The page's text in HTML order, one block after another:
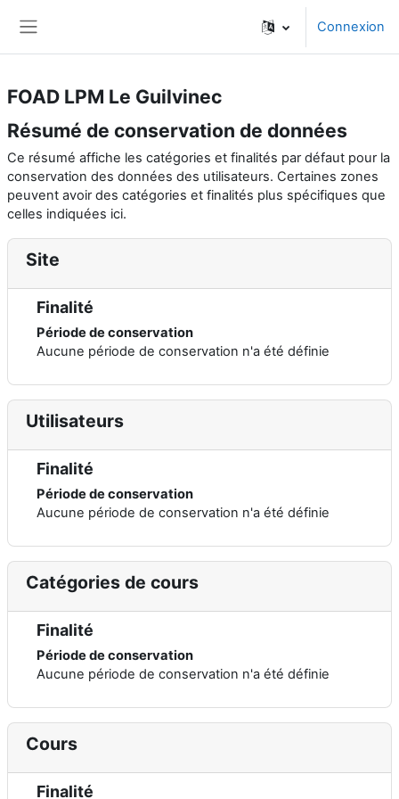
Connexion
FOAD LPM Le Guilvinec
Résumé de conservation de données
Ce résumé affiche les catégories et finalités par défaut pour la
conservation des données des utilisateurs. Certaines zones
peuvent avoir des catégories et finalités plus spécifiques que
celles indiquées ici.
Site
Finalité
Période de conservation
Aucune période de conservation n'a été définie
Utilisateurs
Finalité
Période de conservation
Aucune période de conservation n'a été définie
Catégories de cours
Finalité
Période de conservation
Aucune période de conservation n'a été définie
Cours
Finalité